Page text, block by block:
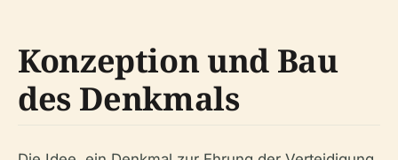
Konzeption und Bau
des Denkmals